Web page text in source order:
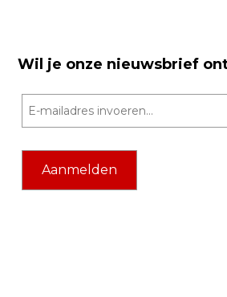
Wil je onze nieuwsbrief